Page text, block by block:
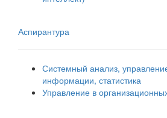
Аспирантура
Системный анализ,
информации, статистика
Управление в